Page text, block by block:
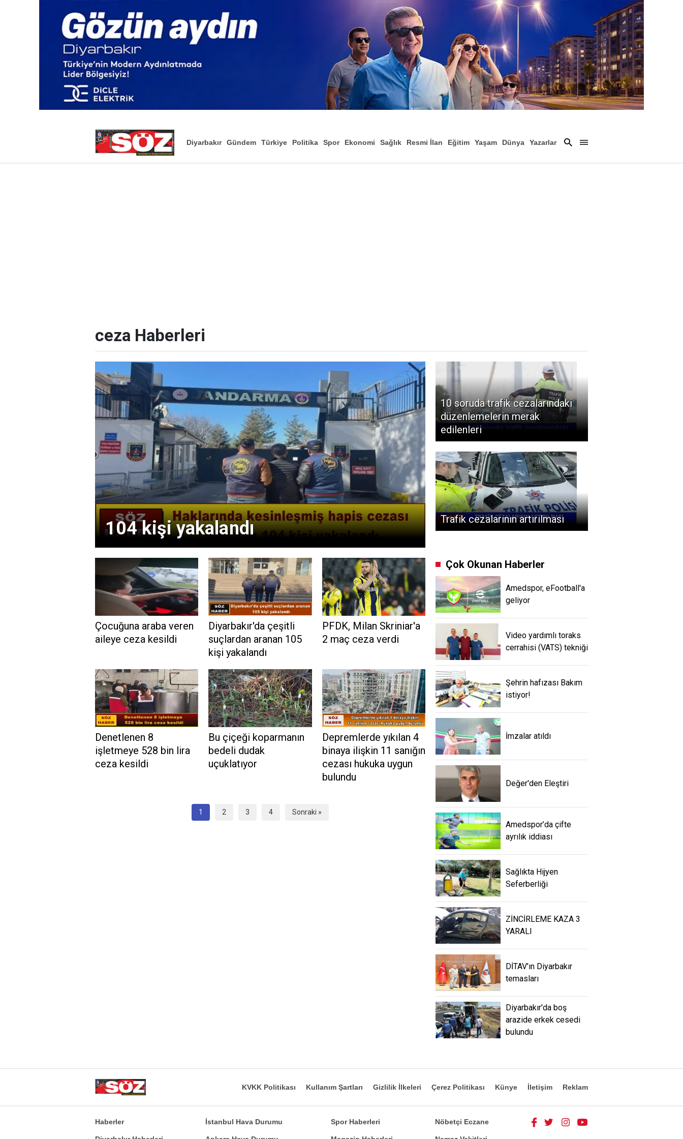
Diyarbakır Gündem Türkiye Politika Spor Ekonomi Sağlık Resmi İlan Eğitim Yaşam
Dünya
Yazarlar
ceza Haberleri
104 kişi yakalandı
10 soruda trafik cezalarındaki
düzenlemelerin merak
edilenleri
Trafik cezalarının artırılması
Çocuğuna araba veren
aileye ceza kesildi
Diyarbakır'da çeşitli
suçlardan aranan 105
kişi yakalandı
PFDK, Milan Skriniar'a
2 maç ceza verdi
Denetlenen 8
işletmeye 528 bin lira
ceza kesildi
Bu çiçeği koparmanın
bedeli dudak
uçuklatıyor
Depremlerde yıkılan 4
binaya ilişkin 11 sanığın
cezası hukuka uygun
bulundu
1 2 3 4 Sonraki »
Çok Okunan Haberler
Amedspor, eFootball'a
geliyor
Video yardımlı toraks
cerrahisi (VATS) tekniği
Şehrin hafızası Bakım
istiyor!
İmzalar atıldı
Değer'den Eleştiri
Amedspor’da çifte
ayrılık iddiası
Sağlıkta Hijyen
Seferberliği
ZİNCİRLEME KAZA 3
YARALI
DİTAV'ın Diyarbakır
temasları
Diyarbakır'da boş
arazide erkek cesedi
bulundu
KVKK Politikası Kullanım Şartları Gizlilik İlkeleri Çerez Politikası Künye İletişim Reklam
Haberler İstanbul Hava Durumu Spor Haberleri Nöbetçi Eczane